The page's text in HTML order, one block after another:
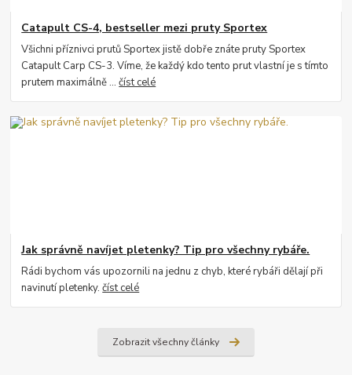
Catapult CS-4, bestseller mezi pruty Sportex
Všichni příznivci prutů Sportex jistě dobře znáte pruty Sportex
Catapult Carp CS-3. Víme, že každý kdo tento prut vlastní je s tímto
prutem maximálně ...číst celé
Jak správně navíjet pletenky? Tip pro všechny rybáře.
Rádi bychom vás upozornili na jednu z chyb, které rybáři dělají při
navinutí pletenky.číst celé
Zobrazit všechny články